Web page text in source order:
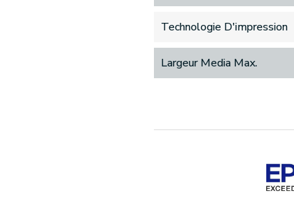
Technologie D'impression
Largeur Media Max.